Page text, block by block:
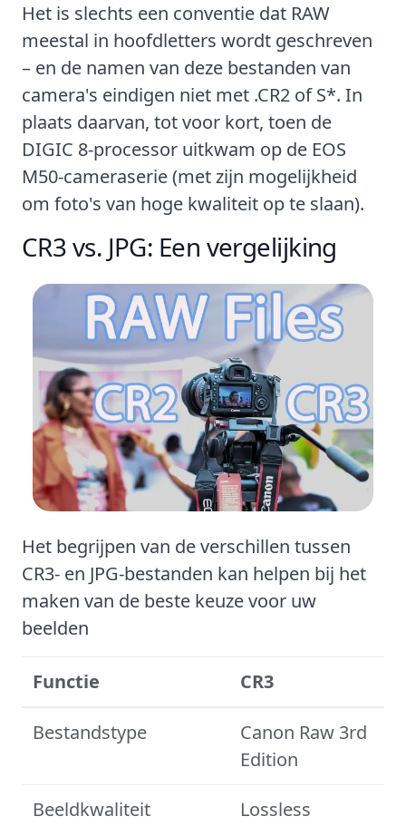
Het is slechts een conventie dat RAW
meestal in hoofdletters wordt geschreven
– en de namen van deze bestanden van
camera's eindigen niet met .CR2 of S*. In
plaats daarvan, tot voor kort, toen de
DIGIC 8-processor uitkwam op de EOS
M50-cameraserie (met zijn mogelijkheid
om foto's van hoge kwaliteit op te slaan).
CR3 vs. JPG: Een vergelijking
Het begrijpen van de verschillen tussen
CR3- en JPG-bestanden kan helpen bij het
maken van de beste keuze voor uw
beelden
Functie CR3
Bestandstype
Canon Raw 3rd
Edition
Beeldkwaliteit
Lossless